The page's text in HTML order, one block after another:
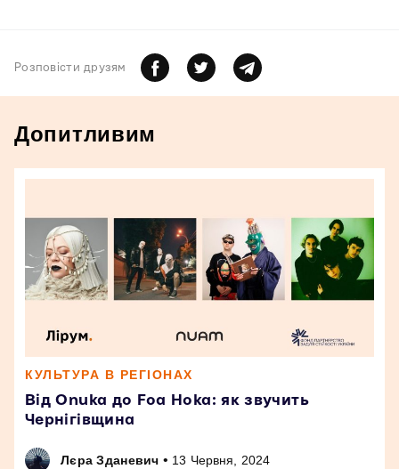
Розповiсти друзям
Допитливим
КУЛЬТУРА В РЕГІОНАХ
Від Onuka до Foa Hoka: як звучить
Чернігівщина
Лєра Зданевич • 13 Червня, 2024